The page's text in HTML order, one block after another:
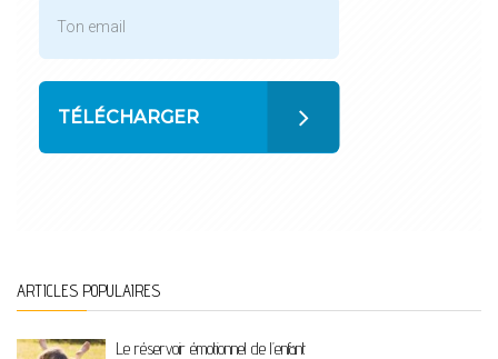
TÉLÉCHARGER
ARTICLES POPULAIRES
Le réservoir émotionnel de l’enfant